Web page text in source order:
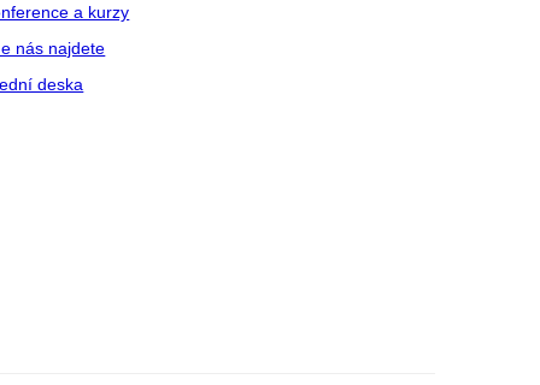
a kurzy
nás najdete
deska